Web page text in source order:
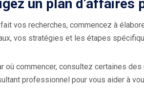
un plan d’affaires
vos recherches, commencez à
vos stratégies et les étapes
où commencer, consultez certaines
professionnel pour vous aider à